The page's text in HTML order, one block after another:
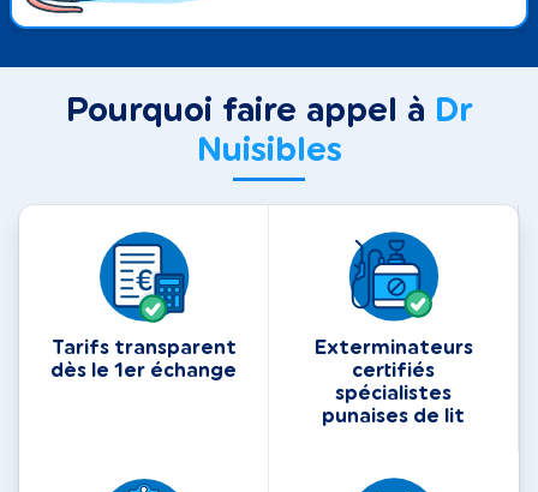
Pourquoi faire appel à Dr
Nuisibles
Tarifs transparent
dès le 1er échange
Exterminateurs
certifiés
spécialistes
punaises de lit